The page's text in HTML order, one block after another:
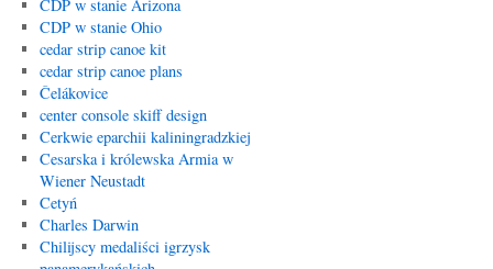
CDP w stanie Arizona
CDP w stanie Ohio
cedar strip canoe kit
cedar strip canoe plans
Čelákovice
center console skiff design
Cerkwie eparchii kaliningradzkiej
Cesarska i królewska Armia w
Wiener Neustadt
Cetyń
Charles Darwin
Chilijscy medaliści igrzysk